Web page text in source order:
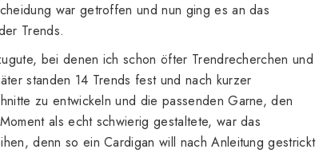
war getroffen und nun ging es an das
Trends.
bei denen ich schon öfter Trendrecherchen und
standen 14 Trends fest und nach kurzer
zu entwickeln und die passenden Garne, den
als echt schwierig gestaltete, war das
denn so ein Cardigan will nach Anleitung gestrickt